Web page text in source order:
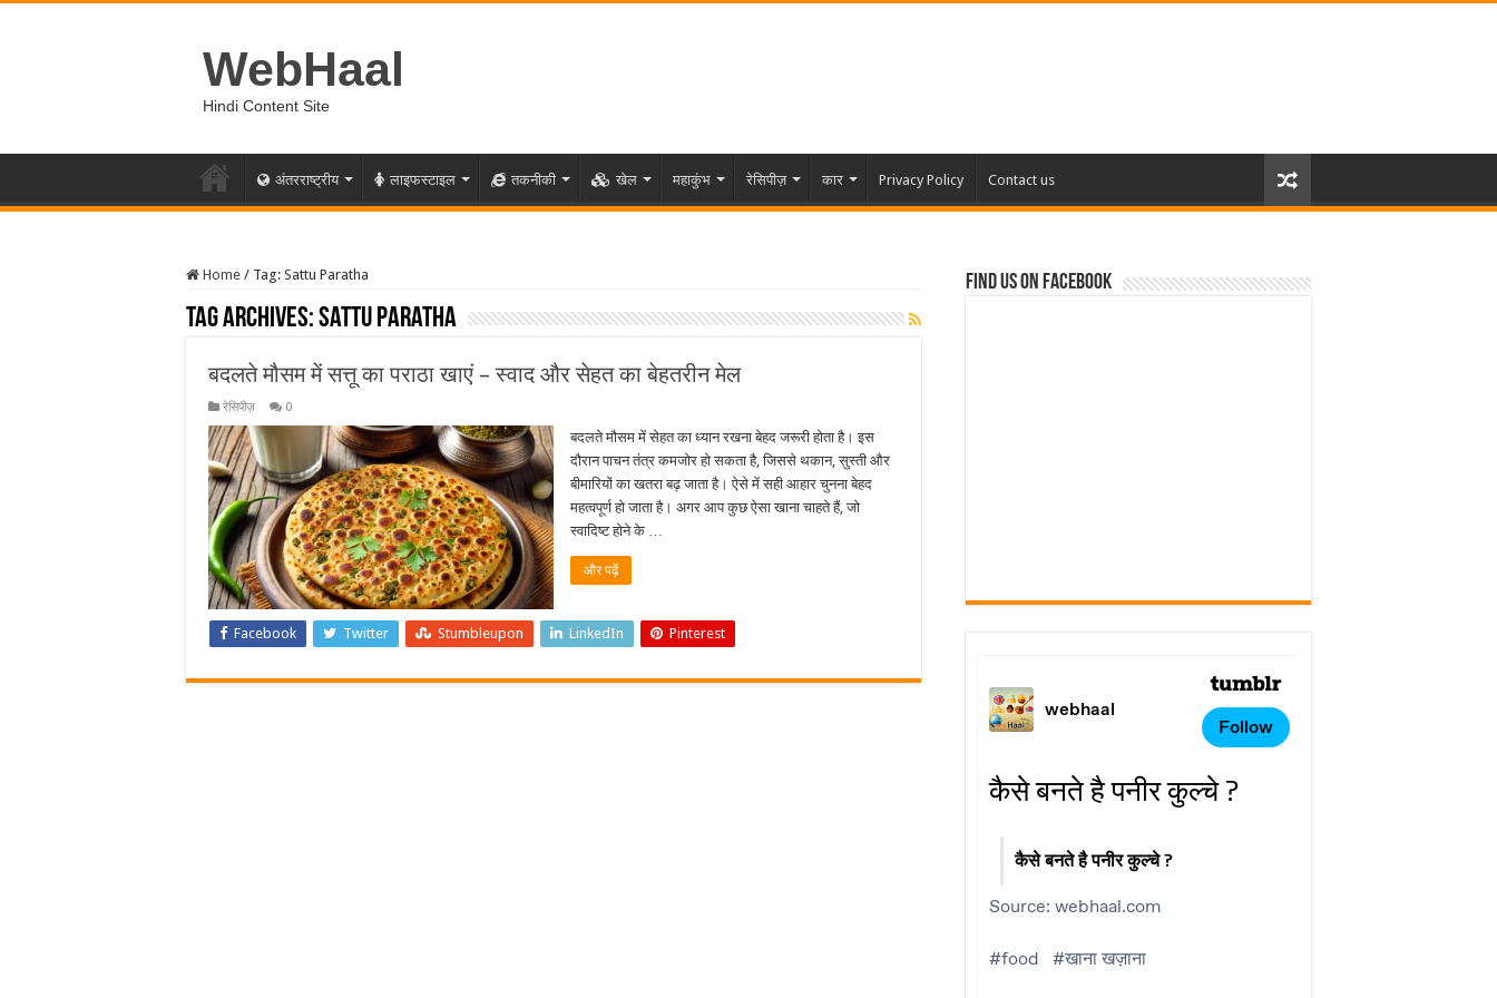
WebHaal
Hindi Content Site
अंतरराष्ट्रीय लाइफस्टाइल तकनीकी खेल महाकुंभ रेसिपीज़ कार Privacy Policy Contact us
Home / Tag: Sattu Paratha
Tag Archives:Sattu Paratha
बदलते मौसम में सत्तू का पराठा खाएं – स्वाद और सेहत का बेहतरीन मेल
रेसिपीज़ 0
बदलते मौसम में सेहत का ध्यान रखना बेहद जरूरी होता है। इस
दौरान पाचन तंत्र कमजोर हो सकता है, जिससे थकान, सुस्ती और
बीमारियों का खतरा बढ़ जाता है। ऐसे में सही आहार चुनना बेहद
महत्वपूर्ण हो जाता है। अगर आप कुछ ऐसा खाना चाहते हैं, जो
स्वादिष्ट होने के …
और पढ़ें
Facebook Twitter Stumbleupon LinkedIn Pinterest
Find us on Facebook